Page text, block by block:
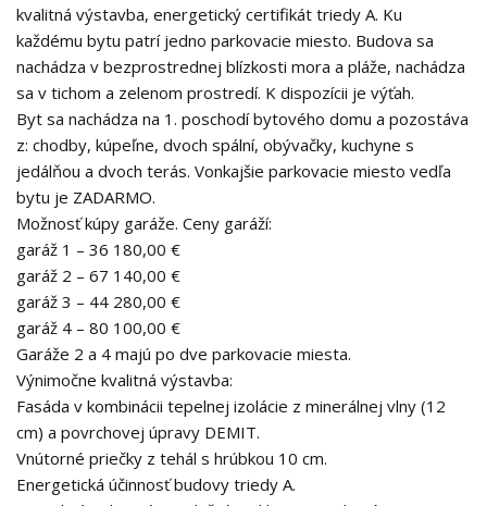
kvalitná výstavba, energetický certifikát triedy A. Ku
každému bytu patrí jedno parkovacie miesto. Budova sa
nachádza v bezprostrednej blízkosti mora a pláže, nachádza
sa v tichom a zelenom prostredí. K dispozícii je výťah.
Byt sa nachádza na 1. poschodí bytového domu a pozostáva
z: chodby, kúpeľne, dvoch spální, obývačky, kuchyne s
jedálňou a dvoch terás. Vonkajšie parkovacie miesto vedľa
bytu je ZADARMO.
Možnosť kúpy garáže. Ceny garáží:
garáž 1 – 36 180,00 €
garáž 2 – 67 140,00 €
garáž 3 – 44 280,00 €
garáž 4 – 80 100,00 €
Garáže 2 a 4 majú po dve parkovacie miesta.
Výnimočne kvalitná výstavba:
Fasáda v kombinácii tepelnej izolácie z minerálnej vlny (12
cm) a povrchovej úpravy DEMIT.
Vnútorné priečky z tehál s hrúbkou 10 cm.
Energetická účinnosť budovy triedy A.